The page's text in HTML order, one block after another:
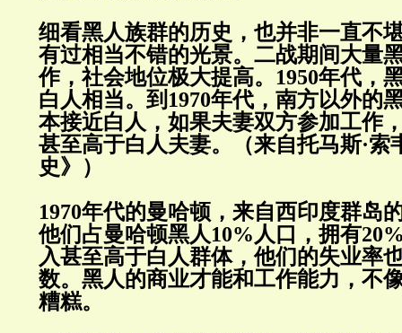
细看黑人族群的历史，也并非一直不
有过相当不错的光景。二战期间大量
作，社会地位极大提高。1950年代，
白人相当。到1970年代，南方以外的
本接近白人，如果夫妻双方参加工作
甚至高于白人夫妻。（来自托马斯·索
史》）
1970年代的曼哈顿，来自西印度群岛
他们占曼哈顿黑人10%人口，拥有
入甚至高于白人群体，他们的失业率
数。黑人的商业才能和工作能力，不
糟糕。